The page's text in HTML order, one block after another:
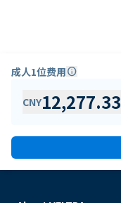
成人1位费用info
CNY12,277.33